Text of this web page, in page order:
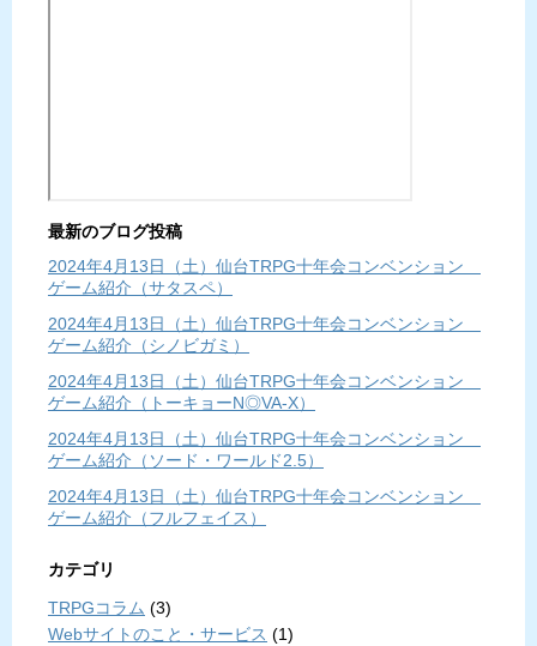
最新のブログ投稿
2024年4月13日（土）仙台TRPG十年会コンベンション
ゲーム紹介（サタスペ）
2024年4月13日（土）仙台TRPG十年会コンベンション
ゲーム紹介（シノビガミ）
2024年4月13日（土）仙台TRPG十年会コンベンション
ゲーム紹介（トーキョーN◎VA-X）
2024年4月13日（土）仙台TRPG十年会コンベンション
ゲーム紹介（ソード・ワールド2.5）
2024年4月13日（土）仙台TRPG十年会コンベンション
ゲーム紹介（フルフェイス）
カテゴリ
TRPGコラム (3)
Webサイトのこと・サービス (1)